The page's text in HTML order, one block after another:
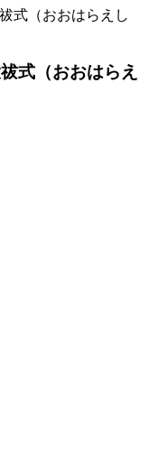
式（おおはらえし
式（おおはらえ